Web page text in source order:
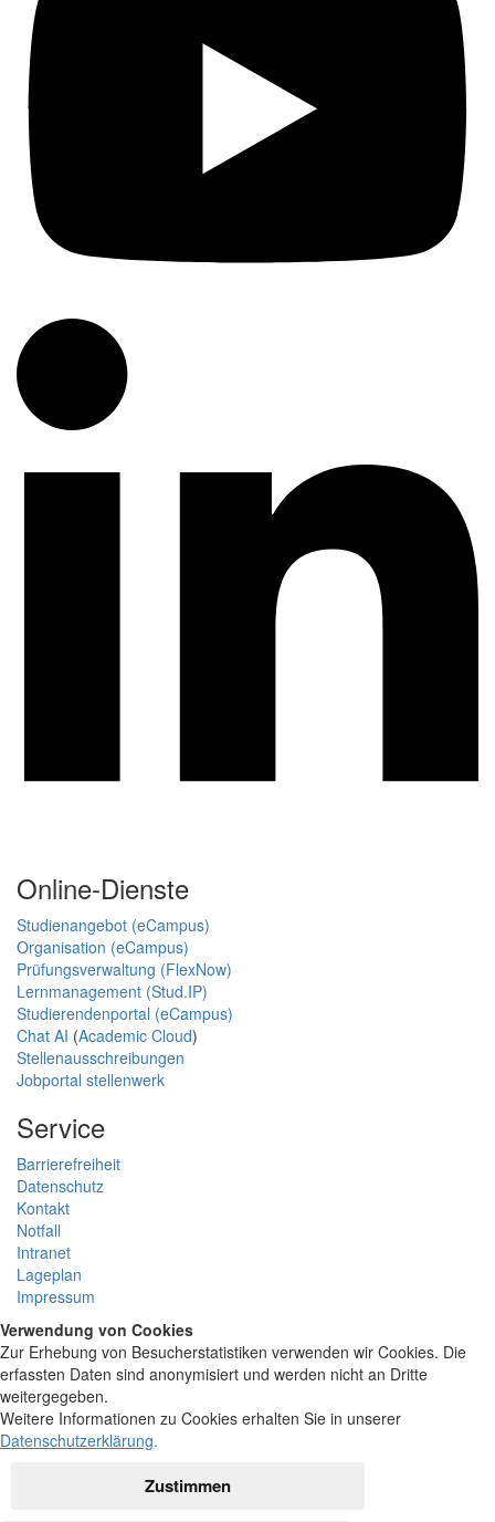
Online-Dienste
Studienangebot (eCampus)
Organisation (eCampus)
Prüfungsverwaltung (FlexNow)
Lernmanagement (Stud.IP)
Studierendenportal (eCampus)
Chat AI (Academic Cloud)
Stellenausschreibungen
Jobportal stellenwerk
Service
Barrierefreiheit
Datenschutz
Kontakt
Notfall
Intranet
Lageplan
Impressum
Verwendung von Cookies
Zur Erhebung von Besucherstatistiken verwenden wir Cookies. Die
erfassten Daten sind anonymisiert und werden nicht an Dritte
weitergegeben.
Weitere Informationen zu Cookies erhalten Sie in unserer
Datenschutzerklärung.
Zustimmen